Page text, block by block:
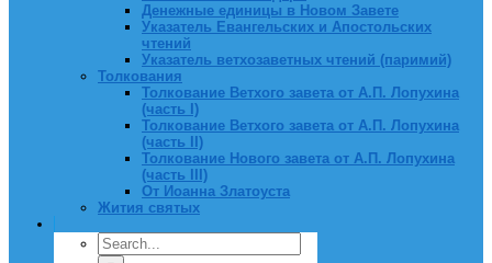
Денежные единицы в Новом Завете
Указатель Евангельских и Апостольских
чтений
Указатель ветхозаветных чтений (паримий)
Толкования
Толкование Ветхого завета от А.П. Лопухина
(часть I)
Толкование Ветхого завета от А.П. Лопухина
(часть II)
Толкование Нового завета от А.П. Лопухина
(часть III)
От Иоанна Златоуста
Жития святых